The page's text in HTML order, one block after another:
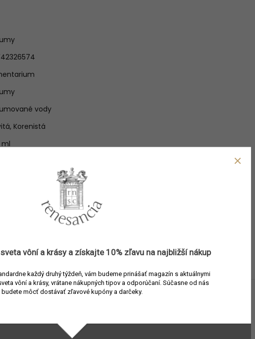
vody
, Korenistá
ml
suché dreviny
vôní a krásy a získajte 10% zľavu na najbližší nákup
každý druhý týždeň, vám budeme prinášať magazín s aktuálnymi
vôní a krásy, vrátane nákupných tipov a odporúčaní. Súčasne od nás
budete môcť dostávať zľavové kupóny a darčeky.